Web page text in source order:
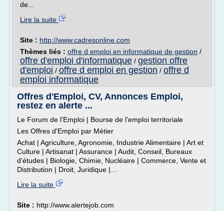
de...
Lire la suite
Site : http://www.cadresonline.com
Thèmes liés : offre d emploi en informatique de gestion /
offre d'emploi d'informatique / gestion offre
d'emploi / offre d emploi en gestion / offre d
emploi informatique
Offres d'Emploi, CV, Annonces Emploi,
restez en alerte ...
Le Forum de l'Emploi | Bourse de l'emploi territoriale
Les Offres d'Emploi par Métier
Achat | Agriculture, Agronomie, Industrie Alimentaire | Art et
Culture | Artisanat | Assurance | Audit, Conseil, Bureaux
d'études | Biologie, Chimie, Nucléaire | Commerce, Vente et
Distribution | Droit, Juridique |...
Lire la suite
Site : http://www.alertejob.com